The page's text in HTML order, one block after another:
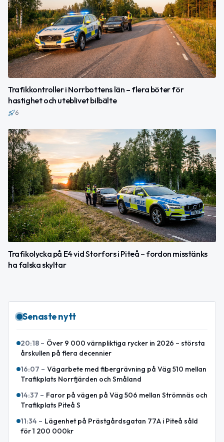
Trafikkontroller i Norrbottens län – flera böter för
hastighet och uteblivet bilbälte
6
Trafikolycka på E4 vid Storfors i Piteå – fordon misstänks
ha falska skyltar
Senaste nytt
20:18 – Över 9 000 värnpliktiga rycker in 2026 – största
årskullen på flera decennier
16:07 – Vägarbete med fibergrävning på Väg 510 mellan
Trafikplats Norrfjärden och Småland
14:37 – Faror på vägen på Väg 506 mellan Strömnäs och
Trafikplats Piteå S
11:34 – Lägenhet på Prästgårdsgatan 77A i Piteå såld
för 1 200 000kr